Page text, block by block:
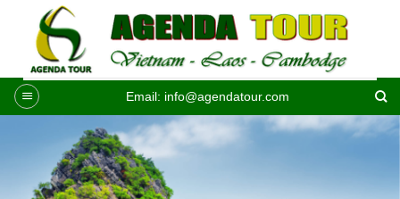
contenu
Email: info@agendatour.com